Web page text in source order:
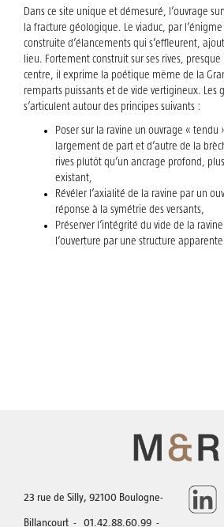
Dans ce site unique et démesuré, l’ouvrage
la fracture géologique. Le viaduc, par
construite d’élancements qui s’effleurent,
lieu. Fortement construit sur ses rives,
centre, il exprime la poétique même de la
remparts puissants et de vide vertigineux. Les
s’articulent autour des principes suivants :
Poser sur la ravine un ouvrage « tendu
largement de part et d’autre de la
rives plutôt qu’un ancrage profond,
existant,
Révéler l’axialité de la ravine par un
réponse à la symétrie des versants,
Préserver l’intégrité du vide de la
l’ouverture par une structure
23 rue de Silly, 92100 Boulogne-
Billancourt - 01.42.88.60.99 -